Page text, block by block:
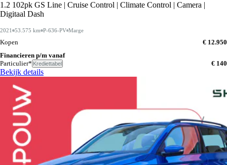
1.2 102pk GS Line | Cruise Control | Climate Control | Camera |
Digitaal Dash
2021 53.575 km P-636-PV Marge
Kopen
€ 12.950
Financieren p/m vanaf
Particulier* Krediettabel € 140
Bekijk details